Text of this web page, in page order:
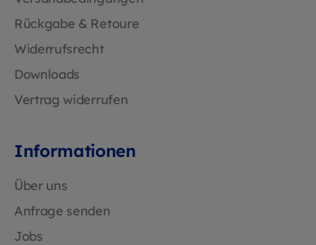
Rückgabe & Retoure
Widerrufsrecht
Downloads
Vertrag widerrufen
Informationen
Über uns
Anfrage senden
Jobs